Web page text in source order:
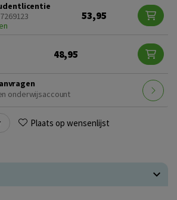
53,95
48,95
onderwijsaccount
Plaats op wensenlijst